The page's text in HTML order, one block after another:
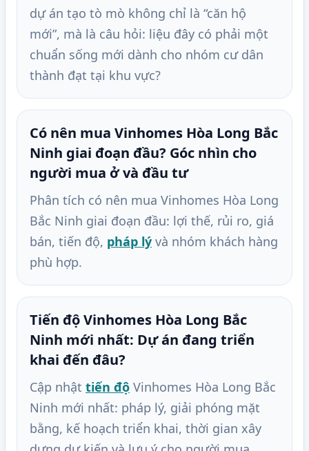
dự án tạo tò mò không chỉ là “căn hộ
mới”, mà là câu hỏi: liệu đây có phải một
chuẩn sống mới dành cho nhóm cư dân
thành đạt tại khu vực?
Có nên mua Vinhomes Hòa Long Bắc
Ninh giai đoạn đầu? Góc nhìn cho
người mua ở và đầu tư
Phân tích có nên mua Vinhomes Hòa Long
Bắc Ninh giai đoạn đầu: lợi thế, rủi ro, giá
bán, tiến độ, pháp lý và nhóm khách hàng
phù hợp.
Tiến độ Vinhomes Hòa Long Bắc
Ninh mới nhất: Dự án đang triển
khai đến đâu?
Cập nhật tiến độ Vinhomes Hòa Long Bắc
Ninh mới nhất: pháp lý, giải phóng mặt
bằng, kế hoạch triển khai, thời gian xây